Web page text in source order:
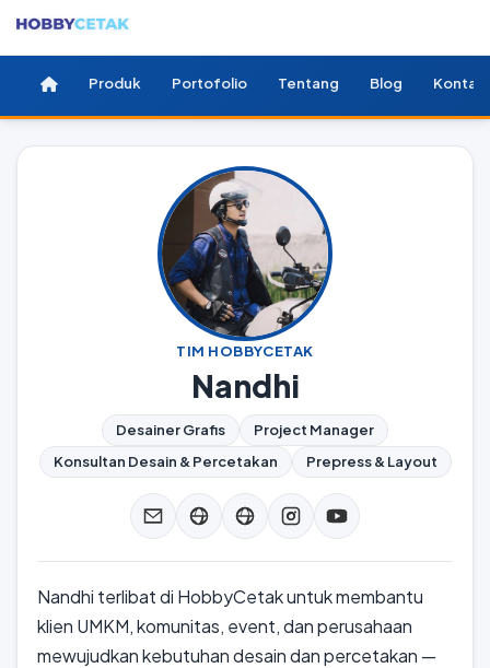
Produk Portofolio Tentang Blog Kontak
TIM HOBBYCETAK
Nandhi
Desainer Grafis
Project Manager
Konsultan Desain & Percetakan
Prepress & Layout
Nandhi terlibat di HobbyCetak untuk membantu
klien UMKM, komunitas, event, dan perusahaan
mewujudkan kebutuhan desain dan percetakan —